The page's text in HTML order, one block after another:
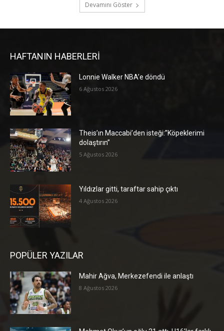
Devamını Göster
HAFTANIN HABERLERİ
Lonnie Walker NBA’e döndü
6 Ağustos 2026
Theis’ın Maccabi’den isteği:”Köpeklerimi
dolaştırın”
5 Ağustos 2026
Yıldızlar gitti, taraftar sahip çıktı
4 Ağustos 2026
POPÜLER YAZILAR
Mahir Ağva, Merkezefendi ile anlaştı
8 Ağustos 2026